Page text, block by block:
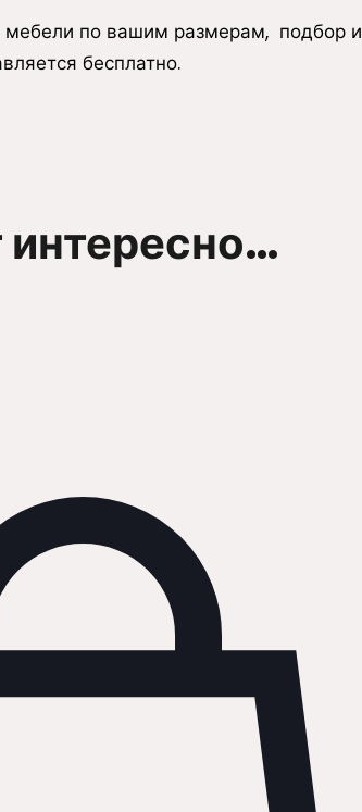
мебели по вашим размерам, подбор и
бесплатно.